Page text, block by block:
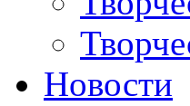
Новости